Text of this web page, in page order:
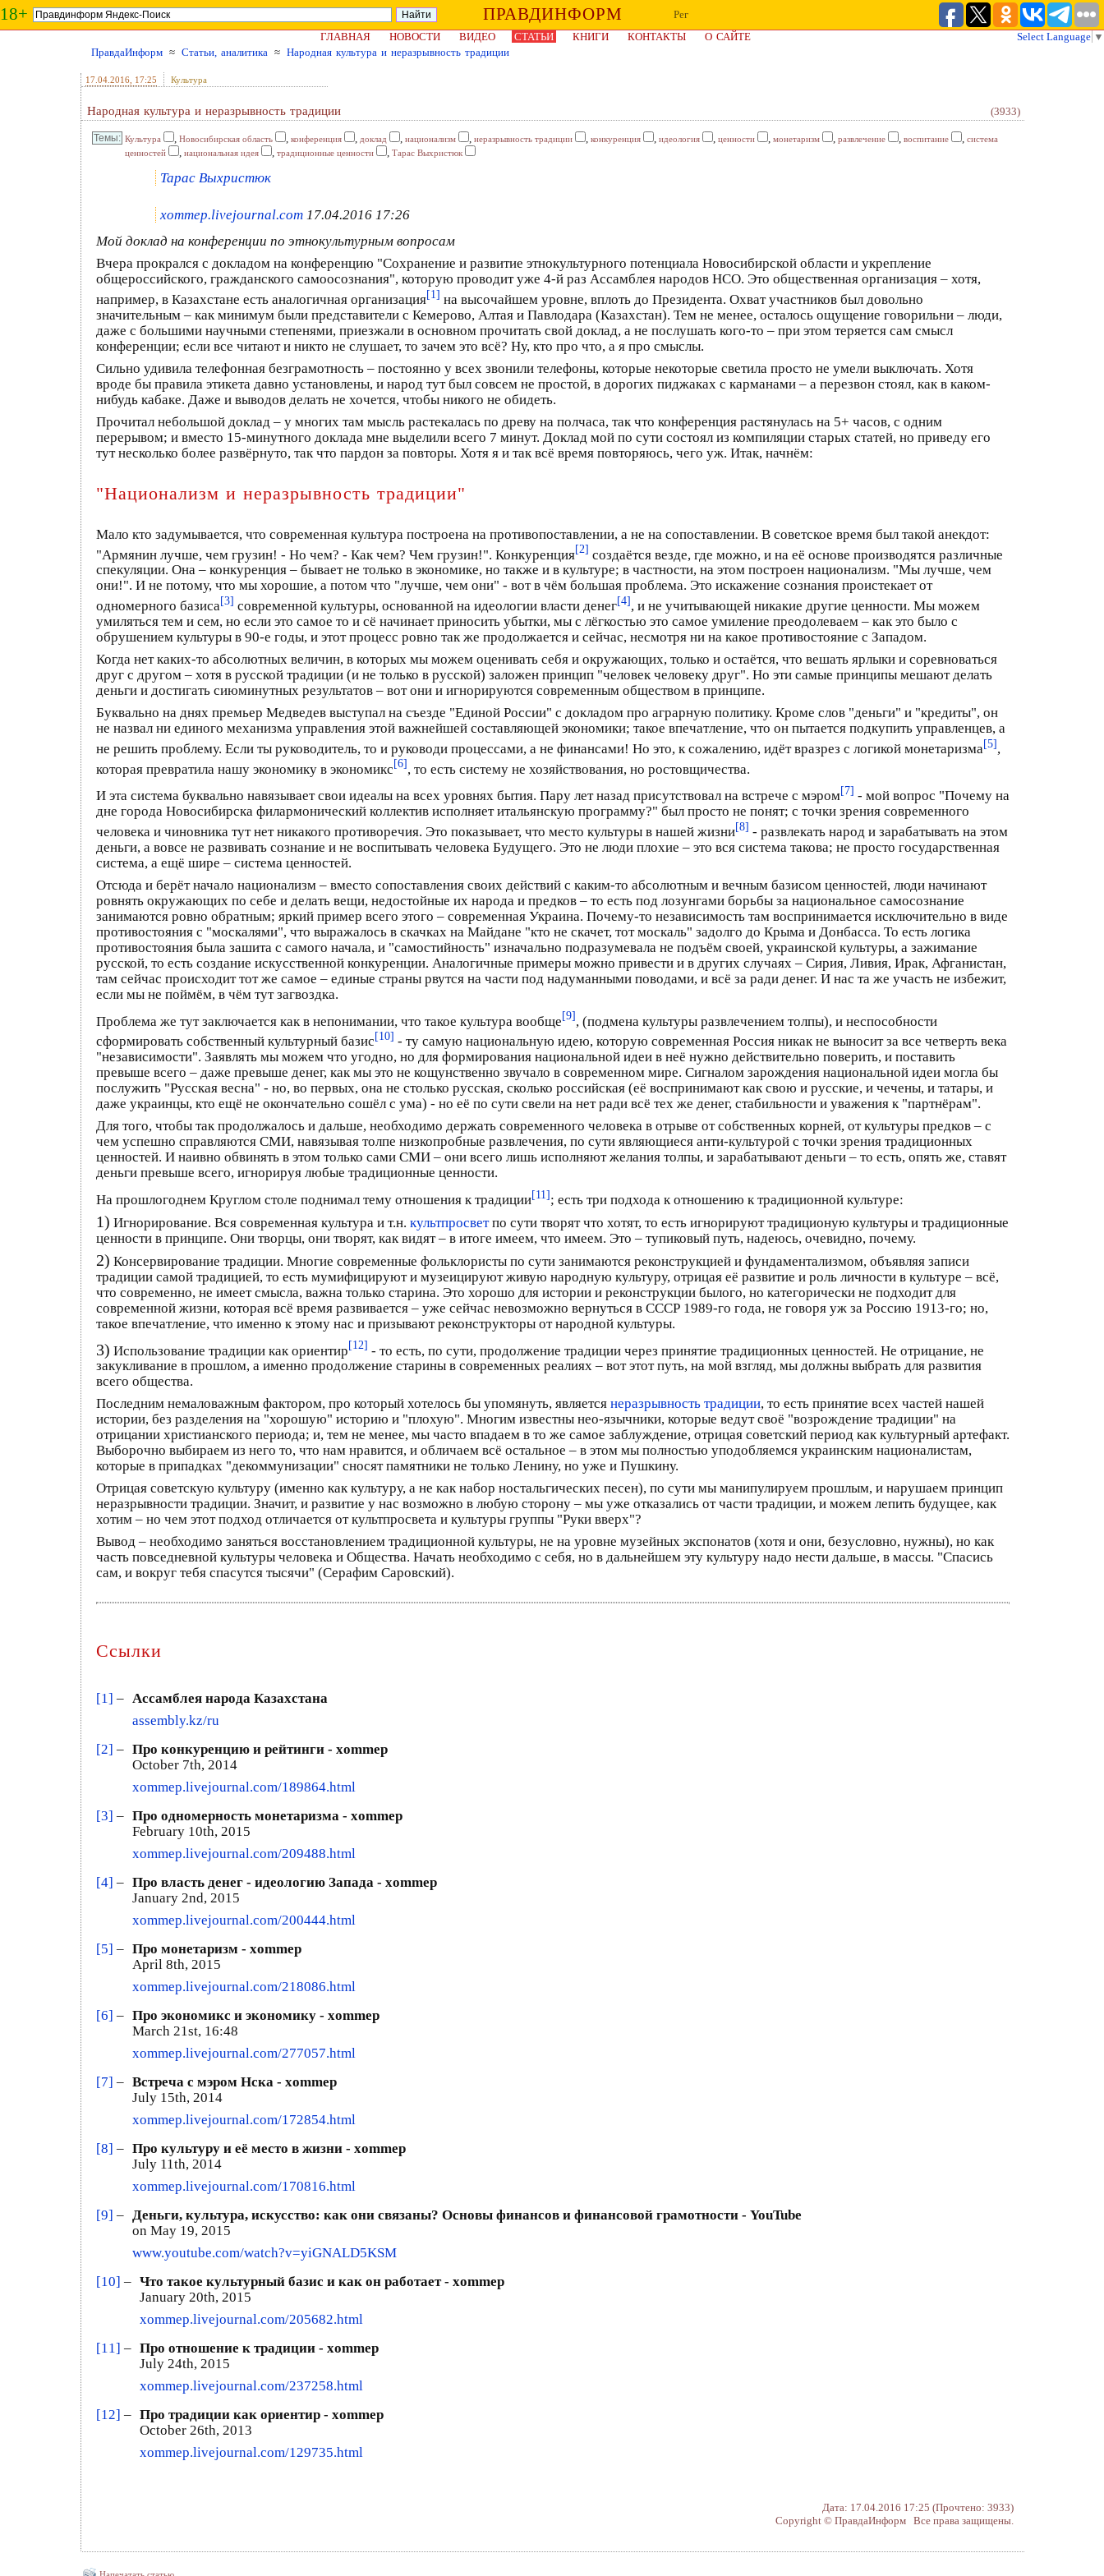
18+ ПРАВДИНФОРМ
Рег
ГЛАВНАЯ
НОВОСТИ ВИДЕО СТАТЬИ КНИГИ КОНТАКТЫ О САЙТЕ Select Language ▼
ПравдаИнформ ≈ Статьи, аналитика ≈ Народная культура и неразрывность традиции
17.04.2016 , 17:25 Культура
Народная культура и неразрывность традиции (3933)
Культура , Новосибирская область , конференция , доклад , национализм , неразрывность традиции , конкуренция , идеология , ценности , монетаризм , развлечение , воспитание , система
ценностей
, национальная идея , традиционные ценности , Тарас Выхристюк
Тарас Выхристюк
xommep.livejournal.com 17.04.2016 17:26
Мой доклад на конференции по этнокультурным вопросам
Вчера прокрался с докладом на конференцию "Сохранение и развитие этнокультурного потенциала Новосибирской области и укрепление
общероссийского, гражданского самоосознания", которую проводит уже 4-й раз Ассамблея народов НСО. Это общественная организация – хотя,
например, в Казахстане есть аналогичная организация[1] на высочайшем уровне, вплоть до Президента. Охват участников был довольно
значительным – как минимум были представители с Кемерово, Алтая и Павлодара (Казахстан). Тем не менее, осталось ощущение говорильни – люди,
даже с большими научными степенями, приезжали в основном прочитать свой доклад, а не послушать кого-то – при этом теряется сам смысл
конференции; если все читают и никто не слушает, то зачем это всё? Ну, кто про что, а я про смыслы.
Сильно удивила телефонная безграмотность – постоянно у всех звонили телефоны, которые некоторые светила просто не умели выключать. Хотя
вроде бы правила этикета давно установлены, и народ тут был совсем не простой, в дорогих пиджаках с карманами – а перезвон стоял, как в каком-
нибудь кабаке. Даже и выводов делать не хочется, чтобы никого не обидеть.
Прочитал небольшой доклад – у многих там мысль растекалась по древу на полчаса, так что конференция растянулась на 5+ часов, с одним
перерывом; и вместо 15-минутного доклада мне выделили всего 7 минут. Доклад мой по сути состоял из компиляции старых статей, но приведу его
тут несколько более развёрнуто, так что пардон за повторы. Хотя я и так всё время повторяюсь, чего уж. Итак, начнём:
"Национализм и неразрывность традиции"
Мало кто задумывается, что современная культура построена на противопоставлении, а не на сопоставлении. В советское время был такой анекдот:
"Армянин лучше, чем грузин! - Но чем? - Как чем? Чем грузин!". Конкуренция[2] создаётся везде, где можно, и на её основе производятся различные
спекуляции. Она – конкуренция – бывает не только в экономике, но также и в культуре; в частности, на этом построен национализм. "Мы лучше, чем
они!". И не потому, что мы хорошие, а потом что "лучше, чем они" - вот в чём большая проблема. Это искажение сознания проистекает от
одномерного базиса[3] современной культуры, основанной на идеологии власти денег[4], и не учитывающей никакие другие ценности. Мы можем
умиляться тем и сем, но если это самое то и сё начинает приносить убытки, мы с лёгкостью это самое умиление преодолеваем – как это было с
обрушением культуры в 90-е годы, и этот процесс ровно так же продолжается и сейчас, несмотря ни на какое противостояние с Западом.
Когда нет каких-то абсолютных величин, в которых мы можем оценивать себя и окружающих, только и остаётся, что вешать ярлыки и соревноваться
друг с другом – хотя в русской традиции (и не только в русской) заложен принцип "человек человеку друг". Но эти самые принципы мешают делать
деньги и достигать сиюминутных результатов – вот они и игнорируются современным обществом в принципе.
Буквально на днях премьер Медведев выступал на съезде "Единой России" с докладом про аграрную политику. Кроме слов "деньги" и "кредиты", он
не назвал ни единого механизма управления этой важнейшей составляющей экономики; такое впечатление, что он пытается подкупить управленцев, а
не решить проблему. Если ты руководитель, то и руководи процессами, а не финансами! Но это, к сожалению, идёт вразрез с логикой монетаризма[5],
которая превратила нашу экономику в экономикс[6], то есть систему не хозяйствования, но ростовщичества.
И эта система буквально навязывает свои идеалы на всех уровнях бытия. Пару лет назад присутствовал на встрече с мэром[7] - мой вопрос "Почему на
дне города Новосибирска филармонический коллектив исполняет итальянскую программу?" был просто не понят; с точки зрения современного
человека и чиновника тут нет никакого противоречия. Это показывает, что место культуры в нашей жизни[8] - развлекать народ и зарабатывать на этом
деньги, а вовсе не развивать сознание и не воспитывать человека Будущего. Это не люди плохие – это вся система такова; не просто государственная
система, а ещё шире – система ценностей.
Отсюда и берёт начало национализм – вместо сопоставления своих действий с каким-то абсолютным и вечным базисом ценностей, люди начинают
ровнять окружающих по себе и делать вещи, недостойные их народа и предков – то есть под лозунгами борьбы за национальное самосознание
занимаются ровно обратным; яркий пример всего этого – современная Украина. Почему-то независимость там воспринимается исключительно в виде
противостояния с "москалями", что выражалось в скачках на Майдане "кто не скачет, тот москаль" задолго до Крыма и Донбасса. То есть логика
противостояния была зашита с самого начала, и "самостийность" изначально подразумевала не подъём своей, украинской культуры, а зажимание
русской, то есть создание искусственной конкуренции. Аналогичные примеры можно привести и в других случаях – Сирия, Ливия, Ирак, Афганистан,
там сейчас происходит тот же самое – единые страны рвутся на части под надуманными поводами, и всё за ради денег. И нас та же участь не избежит,
если мы не поймём, в чём тут загвоздка.
Проблема же тут заключается как в непонимании, что такое культура вообще[9], (подмена культуры развлечением толпы), и неспособности
сформировать собственный культурный базис[10] - ту самую национальную идею, которую современная Россия никак не выносит за все четверть века
"независимости". Заявлять мы можем что угодно, но для формирования национальной идеи в неё нужно действительно поверить, и поставить
превыше всего – даже превыше денег, как мы это не кощунственно звучало в современном мире. Сигналом зарождения национальной идеи могла бы
послужить "Русская весна" - но, во первых, она не столько русская, сколько российская (её воспринимают как свою и русские, и чечены, и татары, и
даже украинцы, кто ещё не окончательно сошёл с ума) - но её по сути свели на нет ради всё тех же денег, стабильности и уважения к "партнёрам".
Для того, чтобы так продолжалось и дальше, необходимо держать современного человека в отрыве от собственных корней, от культуры предков – с
чем успешно справляются СМИ, навязывая толпе низкопробные развлечения, по сути являющиеся анти-культурой с точки зрения традиционных
ценностей. И наивно обвинять в этом только сами СМИ – они всего лишь исполняют желания толпы, и зарабатывают деньги – то есть, опять же, ставят
деньги превыше всего, игнорируя любые традиционные ценности.
На прошлогоднем Круглом столе поднимал тему отношения к традиции[11]; есть три подхода к отношению к традиционной культуре:
1) Игнорирование. Вся современная культура и т.н. культпросветпо сути творят что хотят, то есть игнорируют традиционую культуры и традиционные
ценности в принципе. Они творцы, они творят, как видят – в итоге имеем, что имеем. Это – тупиковый путь, надеюсь, очевидно, почему.
2) Консервирование традиции. Многие современные фольклористы по сути занимаются реконструкцией и фундаментализмом, объявляя записи
традиции самой традицией, то есть мумифицируют и музеицируют живую народную культуру, отрицая её развитие и роль личности в культуре – всё,
что современно, не имеет смысла, важна только старина. Это хорошо для истории и реконструкции былого, но категорически не подходит для
современной жизни, которая всё время развивается – уже сейчас невозможно вернуться в СССР 1989-го года, не говоря уж за Россию 1913-го; но,
такое впечатление, что именно к этому нас и призывают реконструкторы от народной культуры.
3) Использование традиции как ориентир[12] - то есть, по сути, продолжение традиции через принятие традиционных ценностей. Не отрицание, не
закукливание в прошлом, а именно продолжение старины в современных реалиях – вот этот путь, на мой взгляд, мы должны выбрать для развития
всего общества.
Последним немаловажным фактором, про который хотелось бы упомянуть, является неразрывность традиции, то есть принятие всех частей нашей
истории, без разделения на "хорошую" историю и "плохую". Многим известны нео-язычники, которые ведут своё "возрождение традиции" на
отрицании христианского периода; и, тем не менее, мы часто впадаем в то же самое заблуждение, отрицая советский период как культурный артефакт.
Выборочно выбираем из него то, что нам нравится, и обличаем всё остальное – в этом мы полностью уподобляемся украинским националистам,
которые в припадках "декоммунизации" сносят памятники не только Ленину, но уже и Пушкину.
Отрицая советскую культуру (именно как культуру, а не как набор ностальгических песен), по сути мы манипулируем прошлым, и нарушаем принцип
неразрывности традиции. Значит, и развитие у нас возможно в любую сторону – мы уже отказались от части традиции, и можем лепить будущее, как
хотим – но чем этот подход отличается от культпросвета и культуры группы "Руки вверх"?
Вывод – необходимо заняться восстановлением традиционной культуры, не на уровне музейных экспонатов (хотя и они, безусловно, нужны), но как
часть повседневной культуры человека и Общества. Начать необходимо с себя, но в дальнейшем эту культуру надо нести дальше, в массы. "Спасись
сам, и вокруг тебя спасутся тысячи" (Серафим Саровский).
Ссылки
[1] – Ассамблея народа Казахстана
assembly.kz/ru
[2] – Про конкуренцию и рейтинги - xommep
October 7th, 2014
xommep.livejournal.com/189864.html
[3] – Про одномерность монетаризма - xommep
February 10th, 2015
xommep.livejournal.com/209488.html
[4] – Про власть денег - идеологию Запада - xommep
January 2nd, 2015
xommep.livejournal.com/200444.html
[5] – Про монетаризм - xommep
April 8th, 2015
xommep.livejournal.com/218086.html
[6] – Про экономикс и экономику - xommep
March 21st, 16:48
xommep.livejournal.com/277057.html
[7] – Встреча с мэром Нска - xommep
July 15th, 2014
xommep.livejournal.com/172854.html
[8] – Про культуру и её место в жизни - xommep
July 11th, 2014
xommep.livejournal.com/170816.html
[9] – Деньги, культура, искусство: как они связаны? Основы финансов и финансовой грамотности - YouTube
on May 19, 2015
www.youtube.com/watch?v=yiGNALD5KSM
[10] – Что такое культурный базис и как он работает - xommep
January 20th, 2015
xommep.livejournal.com/205682.html
[11] – Про отношение к традиции - xommep
July 24th, 2015
xommep.livejournal.com/237258.html
[12] – Про традиции как ориентир - xommep
October 26th, 2013
xommep.livejournal.com/129735.html
Дата: 17.04.2016 17:25 (Прочтено: 3933)
Copyright © ПравдаИнформ Все права защищены.